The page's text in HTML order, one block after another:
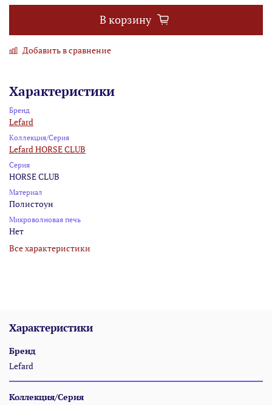
В корзину
Добавить в сравнение
Характеристики
Бренд
Lefard
Коллекция/Серия
Lefard HORSE CLUB
Серия
HORSE CLUB
Материал
Полистоун
Микроволновая печь
Нет
Все характеристики
Характеристики
Бренд
Lefard
Коллекция/Серия